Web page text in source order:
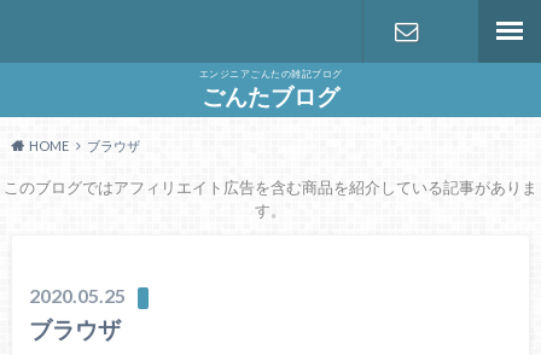
エンジニアごんたの雑記ブログ
ごんたブログ
HOME ブラウザ
このブログではアフィリエイト広告を含む商品を紹介している記事がありま
す。
2020.05.25
ブラウザ